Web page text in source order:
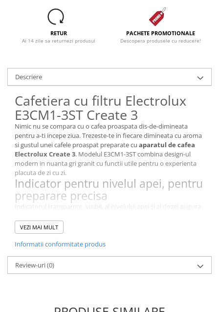
Jucarii si Jocuri
Cuburi si caramizi
Seturi de constructie
Imprimante
Produse curatare IT
Stocare date
Baterii laptop
Cabluri
Retelistica
Sugestii cadou
Resigilate
RETUR
Ai 14 zile sa returnezi produsul
PACHETE PROMOTIONALE
Descopera produsele cu reducere!
Descriere
Cafetiera cu filtru Electrolux
E3CM1-3ST Create 3
Nimic nu se compara cu o cafea proaspata dis-de-dimineata
pentru a-ti incepe ziua. Trezeste-te in fiecare dimineata cu aroma
si gustul unei cafele proaspat preparate cu aparatul de cafea
Electrolux Create 3. Modelul E3CM1-3ST combina design-ul
modern in nuanta gri granit cu functii utile pentru o experienta
placuta de zi cu zi.
Indicator pentru nivelul apei, pentru
preparare precisa
Indicatorul transparent, vizibil, al nivelului apei si al dozei asigura
Astfel, prepari exact atat cat ai nevoie, fara risipa.
Functia anti-picurare iti mentine
plita curata
Poti scoate recipientul din sticla chiar si atunci cand procesul de
preparare nu este finalizat, fara sa iti faci griji ca se face mizerie.
Prepara-ti cafeaua, mentine-o calda si nu-ti face griji ca aparatul a
VEZI MAI MULT
Informatii conformitate produs
Review-uri(0)